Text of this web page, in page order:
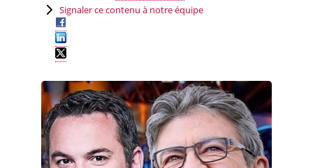
Signaler ce contenu à notre équipe